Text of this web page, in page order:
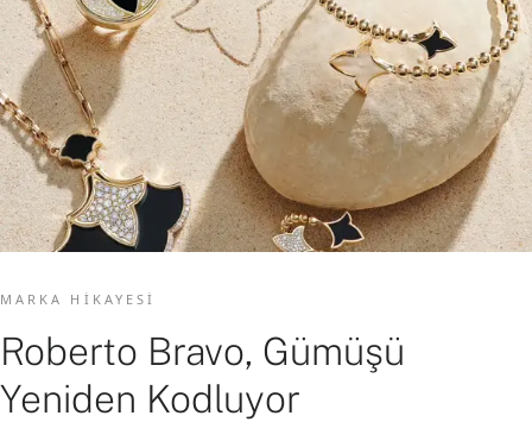
MARKA HIKAYESI
Roberto Bravo, Gümüşü
Yeniden Kodluyor